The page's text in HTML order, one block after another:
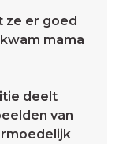
ze er goed
mama
deelt
van